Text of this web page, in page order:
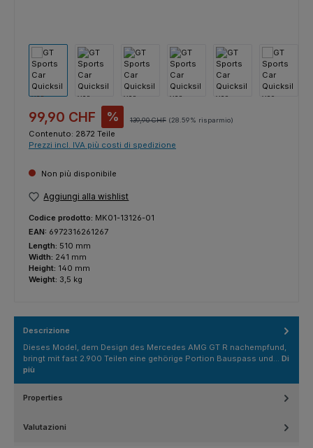
Prezzo di vendita:
99,90 CHF % Prezzo normale:
139,90 CHF (28.59% risparmio)
Contenuto: 2872 Teile
Prezzi incl. IVA più costi di spedizione
Non più disponibile
Aggiungi alla wishlist
Codice prodotto: MK01-13126-01
EAN: 6972316261267
Length: 510 mm
Width: 241 mm
Height: 140 mm
Weight: 3,5 kg
Descrizione
Dieses Model, dem Design des Mercedes AMG GT R nachempfund,
bringt mit fast 2.900 Teilen eine gehörige Portion Bauspass und… Di
più
Properties
Valutazioni